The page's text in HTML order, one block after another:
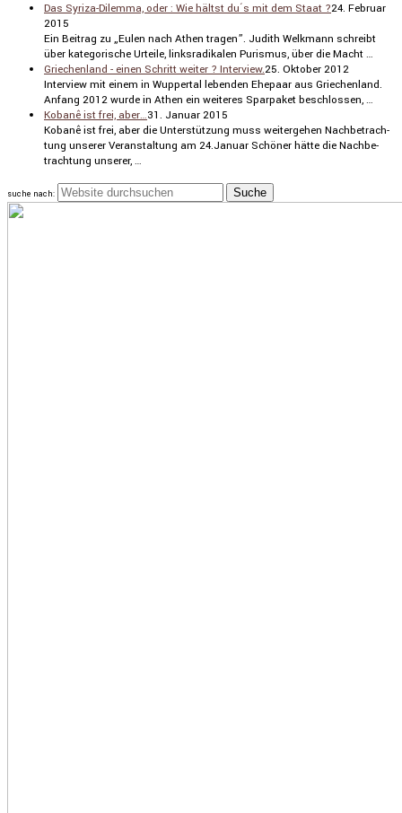
Das Syriza-Dilemma, oder : Wie hältst du´s mit dem Staat ?24. Februar
2015
Ein Beitrag zu „Eulen nach Athen tragen”. Judith Welkmann schreibt
über katego­ri­sche Urteile, links­ra­di­kalen Purismus, über die Macht …
Griechenland - einen Schritt weiter ? Interview.25. Oktober 2012
Inter­view mit einem in Wuppertal lebenden Ehepaar aus Griechen­land.
Anfang 2012 wurde in Athen ein weiteres Sparpaket beschlossen, …
Kobanê ist frei, aber…31. Januar 2015
Kobanê ist frei, aber die Unter­stüt­zung muss weiter­gehen Nachbe­trach­
tung unserer Veran­stal­tung am 24.Januar Schöner hätte die Nachbe­
trach­tung unserer, …
suche nach: